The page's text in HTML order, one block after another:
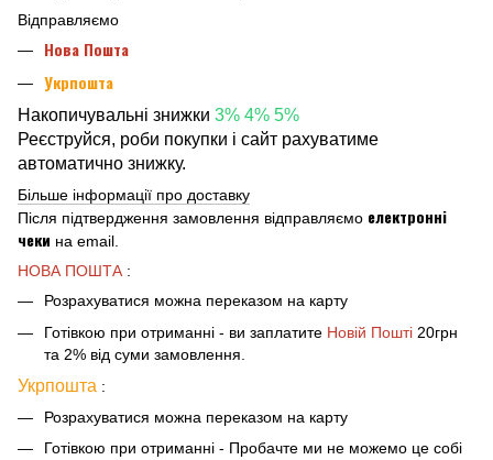
Відправляємо
Нова Пошта
Укрпошта
Накопичувальні знижки 3% 4% 5%
Реєструйся, роби покупки і сайт рахуватиме
автоматично знижку.
Більше інформації про доставку
Після підтвердження замовлення відправляємо електронні
чеки на email.
НОВА ПОШТА :
Розрахуватися можна переказом на карту
Готівкою при отриманні - ви заплатите Новій Пошті 20грн
та 2% від суми замовлення.
Укрпошта :
Розрахуватися можна переказом на карту
Готівкою при отриманні - Пробачте ми не можемо це собі